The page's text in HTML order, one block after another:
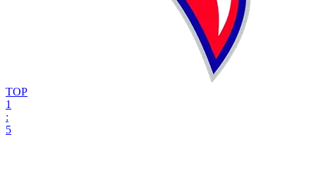
ТОР
1
:
5